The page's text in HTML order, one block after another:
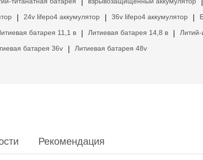
24v lifepo4 аккумулятор 36v lifepo4 аккумулятор
батарея 11,1 в Литиевая батарея 14,8 в
батарея 36v Литиевая батарея 48v
Рекомендация